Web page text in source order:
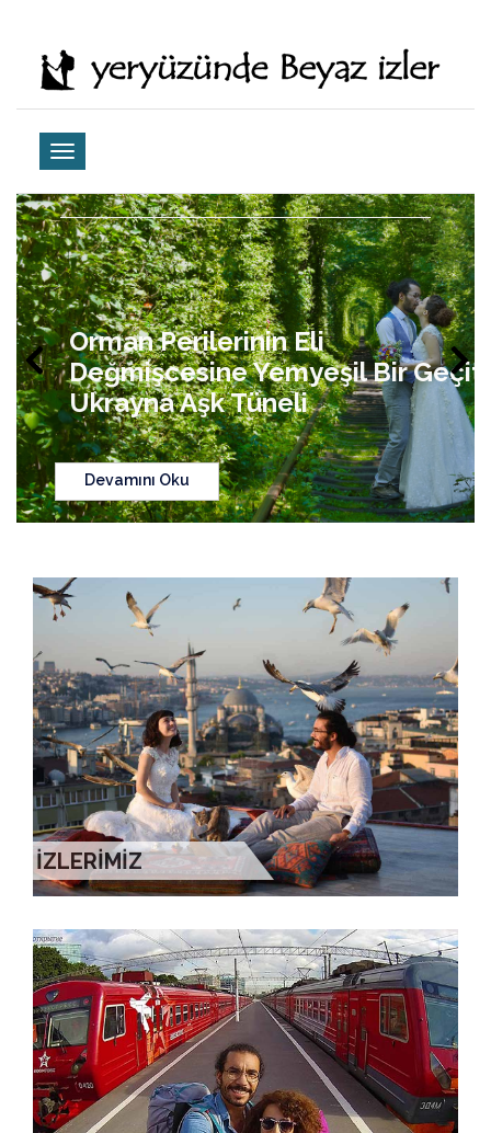
Orman Perilerinin Eli
Değmişcesine Yemyeşil Bir Geçit,
Ukrayna Aşk Tüneli
Devamını Oku
İZLERİMİZ